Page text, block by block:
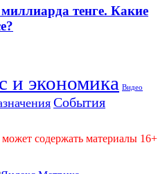
тенге. Какие
и экономика Видео
События
содержать материалы 16+